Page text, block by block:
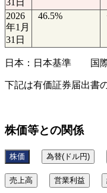
2026
年1月
31日
46.5%
日本：日本基準 国際
下記は有価証券届出書
株価等との関係
株価 為替(ドル円)
売上高 営業利益